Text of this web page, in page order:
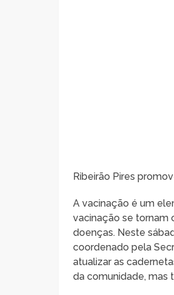
Ribeirão Pires
A vacinação é um
vacinação se tornam
doenças. Neste
coordenado pela
atualizar as
da comunidade, mas